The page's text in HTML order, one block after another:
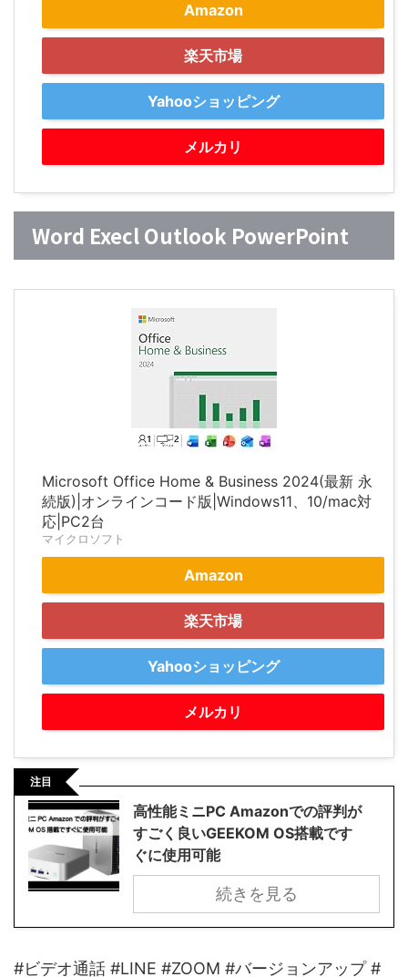
Amazon
楽天市場
Yahooショッピング
メルカリ
Word Execl Outlook PowerPoint
Microsoft Office Home & Business 2024(最新 永
続版)|オンラインコード版|Windows11、10/mac対
応|PC2台
マイクロソフト
Amazon
楽天市場
Yahooショッピング
メルカリ
注目
高性能ミニPC Amazonでの評判が
すごく良いGEEKOM OS搭載です
ぐに使用可能
続きを見る
#ビデオ通話 #LINE #ZOOM #バージョンアップ #